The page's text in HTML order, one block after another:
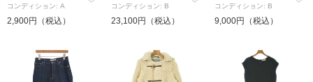
コンディション: A
2,900円（税込）
コンディション: B
23,100円（税込）
コンディション: B
9,000円（税込）